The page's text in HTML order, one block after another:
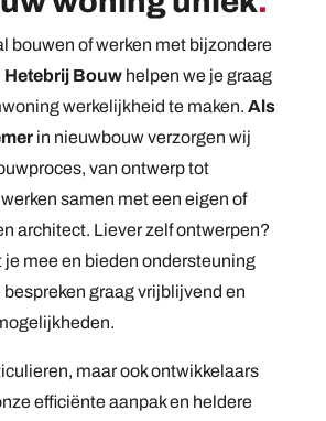
bouwen of werken met bijzondere
Hetebrij Bouwhelpen we je graag
werkelijkheid te maken. Als
in nieuwbouw verzorgen wij
van ontwerp tot
samen met een eigen of
architect. Liever zelf ontwerpen?
je mee en bieden ondersteuning
bespreken graag vrijblijvend en
maar ook ontwikkelaars
efficiënte aanpak en heldere